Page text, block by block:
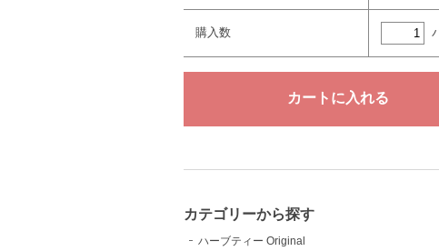
購入数
カテゴリーから探す
ハーブティー Original